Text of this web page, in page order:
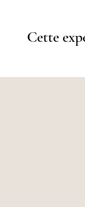
Cette